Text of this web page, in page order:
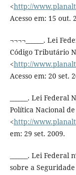
<http://
Acesso em: 15 out.
¬¬¬¬______. Lei
Código Tributário
<http://
Acesso em: 20 set.
______. Lei
Política Nacional
<http://
em: 29 set. 2009.
______. Lei
sobre a